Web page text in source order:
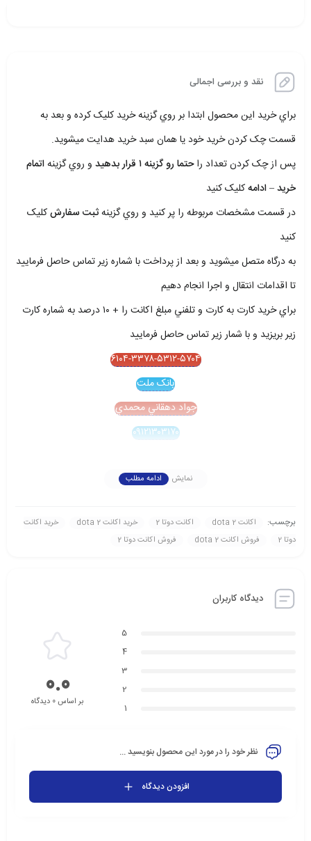
نقد و بررسی اجمالی
براي خريد اين محصول ابتدا بر روي گزينه خريد کليک کرده و بعد به
قسمت چک کردن خريد خود يا همان سبد خريد هدايت ميشويد.
پس از چک کردن تعداد راحتما رو گزينه ۱ قرار بدهيد و روي گزينهاتمام
خريد – ادامهکليک کنيد
در قسمت مشخصات مربوطه را پر کنيد و روي گزينهثبت سفارشکليک
کنيد
به درگاه متصل ميشويد و بعد از پرداخت با شماره زير تماس حاصل فرماييد
تا اقدامات انتقال و اجرا انجام دهيم
براي خريد کارت به کارت و تلفني مبلغ اکانت را + ۱۰ درصد به شماره کارت
زير بريزيد و با شمار زير تماس حاصل فرماييد
۶۱۰۴-۳۳۷۸-۵۳۱۲-۵۷۰۴
بانک ملت
جواد دهقاني محمدي
۰۹۱۲۱۳۰۳۱۷۰
نمایش ادامه مطلب
برچسب: اکانت dota 2 اکانت دوتا 2 خريد اکانت dota 2
خريد اکانت
دوتا 2
فروش اکانت dota 2 فروش اکانت دوتا 2
دیدگاه کاربران
5
4
3
2
1
0.0بر اساس 0 دیدگاه
نظر خود را در مورد این محصول بنویسید ...
افزودن دیدگاه